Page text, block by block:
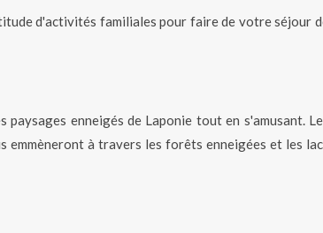
d'activités familiales pour faire de votre séjour
enneigés de Laponie tout en s'amusant.
à travers les forêts enneigées et les